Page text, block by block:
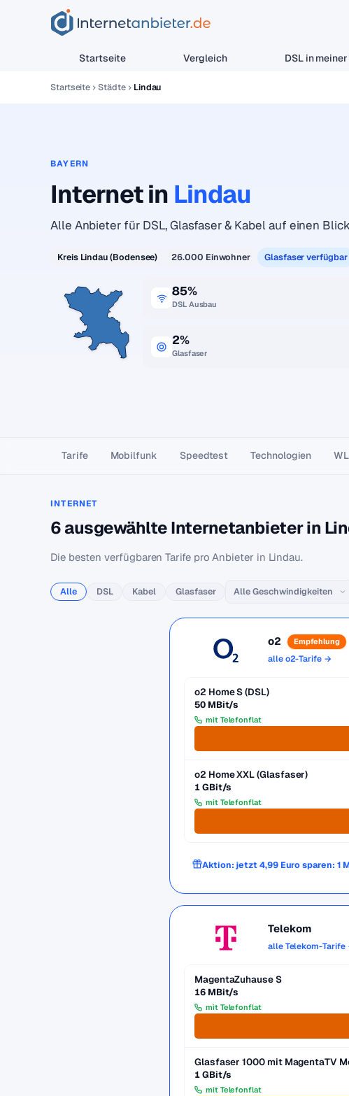
Startseite Vergleich DSL in
Startseite Städte Lindau
BAYERN
Internet in Lindau
Alle Anbieter für DSL, Glasfaser & Kabel auf einen
Kreis Lindau (Bodensee) 26.000 Einwohner Glasfaser verfügbar
85%
DSL Ausbau
2%
Glasfaser
Tarife Mobilfunk Speedtest Technologien
INTERNET
6 ausgewählte Internetanbieter in
Die besten verfügbaren Tarife pro Anbieter in Lindau.
Alle DSL Kabel Glasfaser
o2 Empfehlung
alle o2-Tarife →
o2 Home S (DSL)
50 MBit/s
mit Telefonflat
o2 Home XXL (Glasfaser)
1 GBit/s
mit Telefonflat
Aktion: jetzt 4,99 Euro sparen: 1
Telekom
alle Telekom-Tarife
MagentaZuhause S
16 MBit/s
mit Telefonflat
Glasfaser 1000 mit MagentaTV
1 GBit/s
mit Telefonflat